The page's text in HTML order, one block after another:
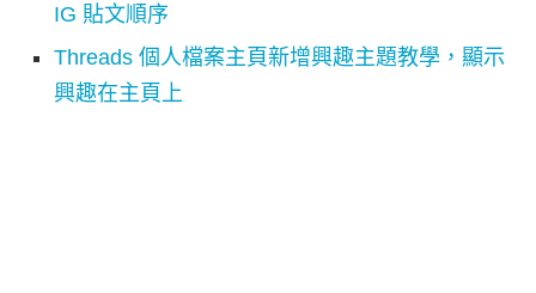
IG 貼文順序
Threads 個人檔案主頁新增興趣主題教學，顯示
興趣在主頁上